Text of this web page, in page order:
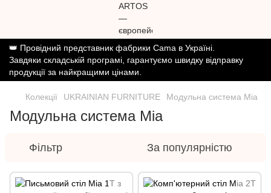
👑 Провідний представник фабрики Cama в Україні.
Завдяки складській програмі, гарантуємо швидку відправку
продукції за найкращими цінами.
Колекції UKRAINIAN FURNITURE Модульна система Mia
Модульна система Mia
Фільтр За популярністю